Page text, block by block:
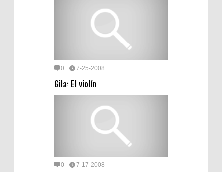
0 7-25-2008
Gila: El violín
0 7-17-2008